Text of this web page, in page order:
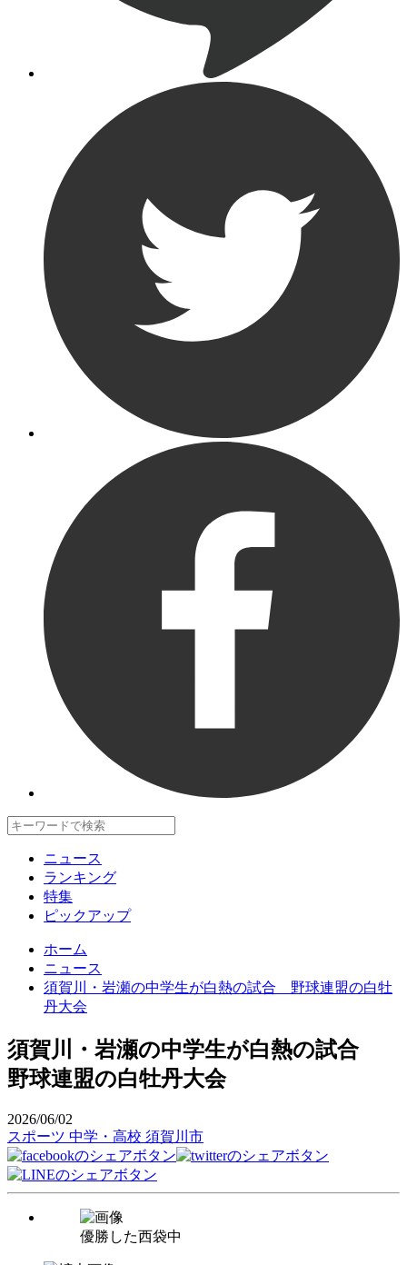
ニュース
ランキング
特集
ピックアップ
ホーム
ニュース
須賀川・岩瀬の中学生が白熱の試合 野球連盟の白牡
丹大会
須賀川・岩瀬の中学生が白熱の試合
野球連盟の白牡丹大会
2026/06/02
スポーツ 中学・高校 須賀川市
優勝した西袋中